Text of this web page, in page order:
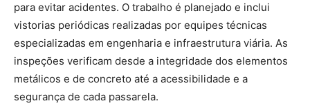
para evitar acidentes. O trabalho é planejado e inclui
vistorias periódicas realizadas por equipes técnicas
especializadas em engenharia e infraestrutura viária. As
inspeções verificam desde a integridade dos elementos
metálicos e de concreto até a acessibilidade e a
segurança de cada passarela.